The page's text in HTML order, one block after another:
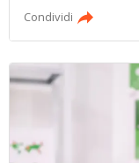
Condividi